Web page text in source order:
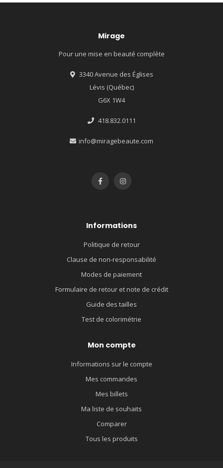
Mirage
Pour une mise en beauté complète
3340 Avenue des Églises
Lévis (Québec)
G6X 1W4
418.832.0111
info@miragebeaute.com
Informations
Politique de retour
Clause de non-responsabilité
Modes de paiement
Formulaire de retour et note de crédit
Guide des tailles
Test de colorimétrie
Mon compte
Informations sur le compte
Mes commandes
Mes billets
Ma liste de souhaits
Comparer
Tous les produits